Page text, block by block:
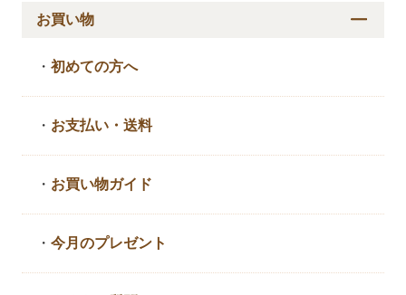
お買い物
・初めての方へ
・ お支払い・送料
・ お買い物ガイド
・今月のプレゼント